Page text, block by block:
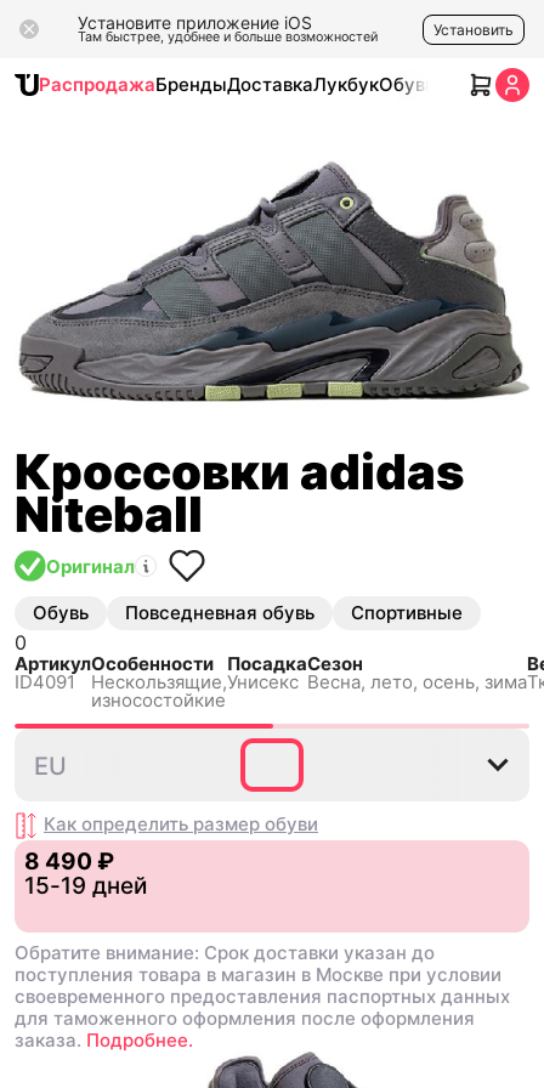
Установите приложение iOS
Там быстрее, удобнее и больше возможностей Установить
РаспродажаБрендыДоставкаЛукбукОбувь Одежда
Кроссовки adidas
Niteball
Оригинал
Обувь Повседневная обувь Спортивные
0
Артикул
ID4091
Особенности
Нескользящиe,
износостойкие
Посадка
Унисекс
Сезон
Весна, лето, осень, зима
38
EU
Как определить размер обуви
8 490 ₽
15-19 дней
Обратите внимание: Срок доставки указан до
поступления товара в магазин в Москве при условии
своевременного предоставления паспортных данных
для таможенного оформления после оформления
заказа. Подробнее.